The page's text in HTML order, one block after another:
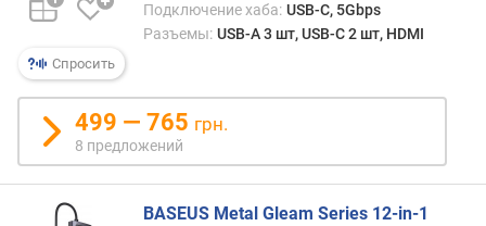
Спросить
Подключение хаба: USB-C, 5Gbps
Разъемы: USB-A 3 шт, USB-C 2 шт, HDMI
499 — 765 грн.
8 предложений
BASEUS Metal Gleam Series 12-in-1